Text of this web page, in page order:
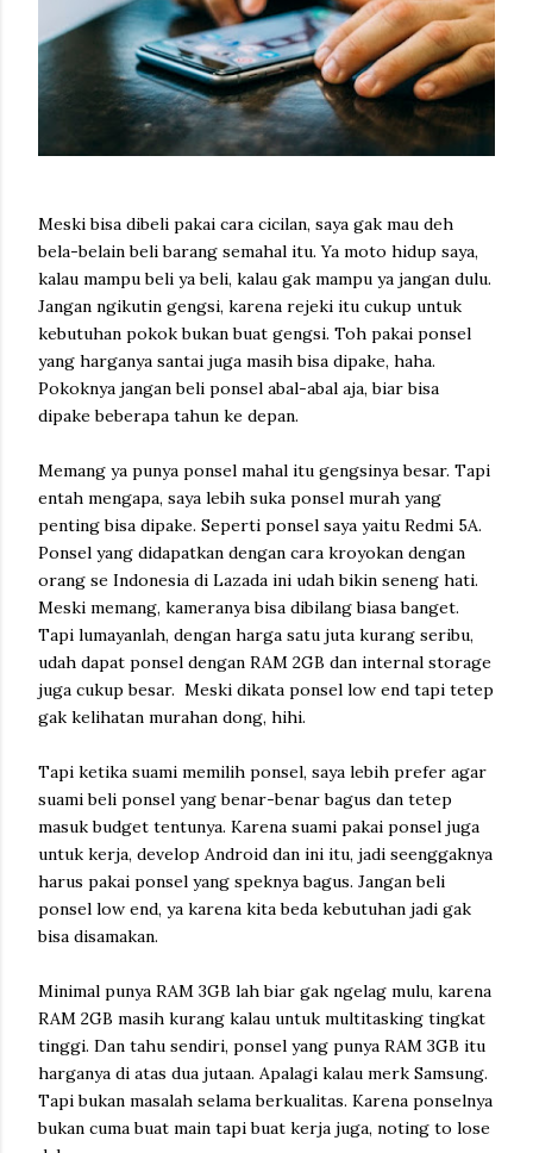
Meski bisa dibeli pakai cara cicilan, saya gak mau deh
bela-belain beli barang semahal itu. Ya moto hidup saya,
kalau mampu beli ya beli, kalau gak mampu ya jangan dulu.
Jangan ngikutin gengsi, karena rejeki itu cukup untuk
kebutuhan pokok bukan buat gengsi. Toh pakai ponsel
yang harganya santai juga masih bisa dipake, haha.
Pokoknya jangan beli ponsel abal-abal aja, biar bisa
dipake beberapa tahun ke depan.
Memang ya punya ponsel mahal itu gengsinya besar. Tapi
entah mengapa, saya lebih suka ponsel murah yang
penting bisa dipake. Seperti ponsel saya yaitu Redmi 5A.
Ponsel yang didapatkan dengan cara kroyokan dengan
orang se Indonesia di Lazada ini udah bikin seneng hati.
Meski memang, kameranya bisa dibilang biasa banget.
Tapi lumayanlah, dengan harga satu juta kurang seribu,
udah dapat ponsel dengan RAM 2GB dan internal storage
juga cukup besar. Meski dikata ponsel low end tapi tetep
gak kelihatan murahan dong, hihi.
Tapi ketika suami memilih ponsel, saya lebih prefer agar
suami beli ponsel yang benar-benar bagus dan tetep
masuk budget tentunya. Karena suami pakai ponsel juga
untuk kerja, develop Android dan ini itu, jadi seenggaknya
harus pakai ponsel yang speknya bagus. Jangan beli
ponsel low end, ya karena kita beda kebutuhan jadi gak
bisa disamakan.
Minimal punya RAM 3GB lah biar gak ngelag mulu, karena
RAM 2GB masih kurang kalau untuk multitasking tingkat
tinggi. Dan tahu sendiri, ponsel yang punya RAM 3GB itu
harganya di atas dua jutaan. Apalagi kalau merk Samsung.
Tapi bukan masalah selama berkualitas. Karena ponselnya
bukan cuma buat main tapi buat kerja juga, noting to lose